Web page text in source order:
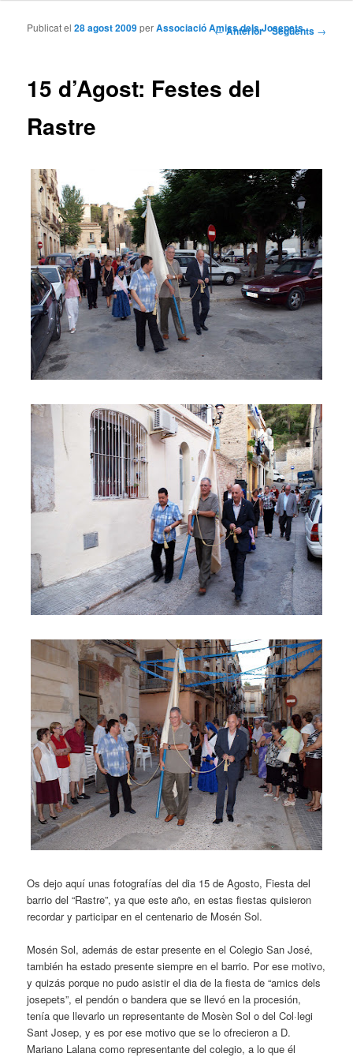
Navegació per les entrades ←Anterior Següents →
15 d’Agost: Festes del
Rastre
Publicat el28 agost 2009perAssociació Amics dels Josepets
Os dejo aquí unas fotografías del dia 15 de Agosto, Fiesta del
barrio del “Rastre”, ya que este año, en estas fiestas quisieron
recordar y participar en el centenario de Mosén Sol.
Mosén Sol, además de estar presente en el Colegio San José,
también ha estado presente siempre en el barrio. Por ese motivo,
y quizás porque no pudo asistir el dia de la fiesta de “amics dels
josepets”, el pendón o bandera que se llevó en la procesión,
tenía que llevarlo un representante de Mosèn Sol o del Col·legi
Sant Josep, y es por ese motivo que se lo ofrecieron a D.
Mariano Lalana como representante del colegio, a lo que él